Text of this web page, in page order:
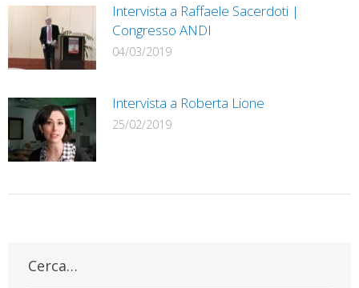
Intervista a Raffaele Sacerdoti |
Congresso ANDI
04/03/2019
Intervista a Roberta Lione
25/02/2019
Cerca…